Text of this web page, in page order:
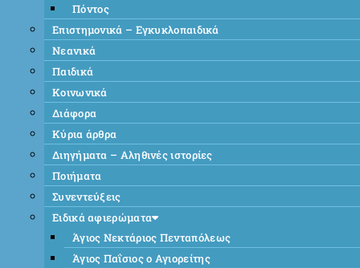
Πόντος
Επιστημονικά – Εγκυκλοπαιδικά
Νεανικά
Παιδικά
Κοινωνικά
Διάφορα
Κύρια άρθρα
Διηγήματα – Αληθινές ιστορίες
Ποιήματα
Συνεντεύξεις
Ειδικά αφιερώματα
Άγιος Νεκτάριος Πενταπόλεως
Άγιος Παΐσιος ο Αγιορείτης